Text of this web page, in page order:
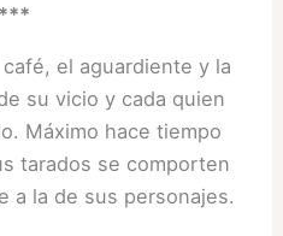
***
el aguardiente y la
su vicio y cada quien
Máximo hace tiempo
tarados se comporten
a la de sus personajes.